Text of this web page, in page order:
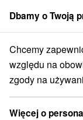
członek grupySorger
na Słowacji
Túry a
Dbamy o Twoją
Chcemy
względu na
zgody na
Więcej o